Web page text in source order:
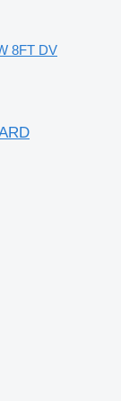
8FT DV